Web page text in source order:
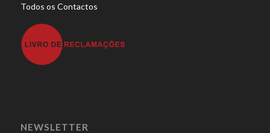
Todos os Contactos
NEWSLETTER